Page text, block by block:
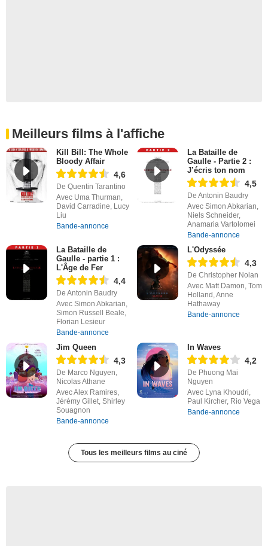
Meilleurs films à l'affiche
Kill Bill: The Whole
Bloody Affair
4,6
De Quentin Tarantino
Avec Uma Thurman,
David Carradine, Lucy
Liu
Bande-annonce
La Bataille de
Gaulle - Partie 2 :
J’écris ton nom
4,5
De Antonin Baudry
Avec Simon Abkarian,
Niels Schneider,
Anamaria Vartolomei
Bande-annonce
La Bataille de
Gaulle - partie 1 :
L'Âge de Fer
4,4
De Antonin Baudry
Avec Simon Abkarian,
Simon Russell Beale,
Florian Lesieur
Bande-annonce
L'Odyssée
4,3
De Christopher Nolan
Avec Matt Damon, Tom
Holland, Anne
Hathaway
Bande-annonce
Jim Queen
4,3
De Marco Nguyen,
Nicolas Athane
Avec Alex Ramires,
Jérémy Gillet, Shirley
Souagnon
Bande-annonce
In Waves
4,2
De Phuong Mai
Nguyen
Avec Lyna Khoudri,
Paul Kircher, Rio Vega
Bande-annonce
Tous les meilleurs films au ciné